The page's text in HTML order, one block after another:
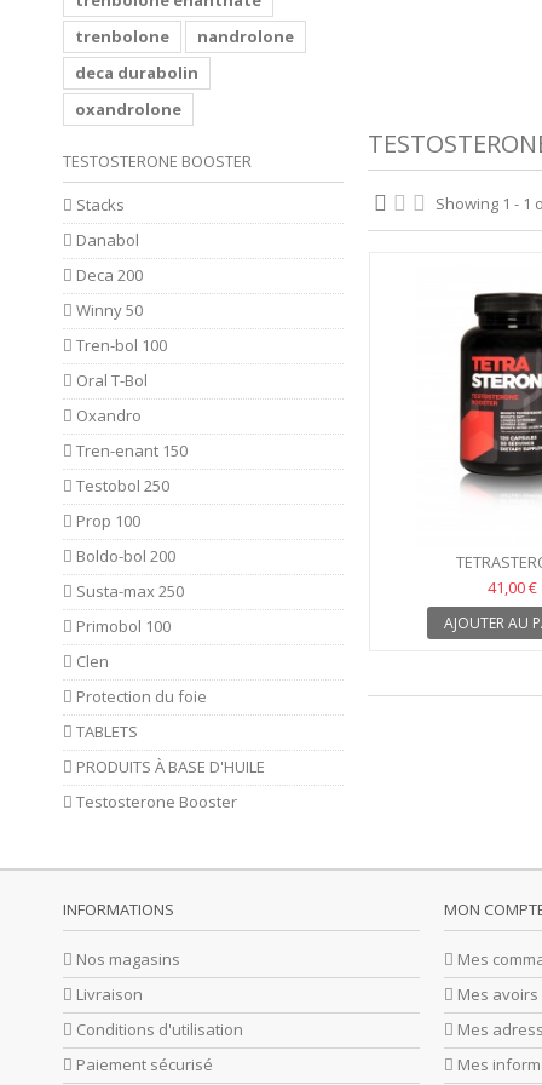
Showing 1 - 1
41,00 €
AJOUTER AU
trenbolone
nandrolone
deca durabolin
oxandrolone
TESTOSTERONE BOOSTER
Stacks
Danabol
Deca 200
Winny 50
Tren-bol 100
Oral T-Bol
Oxandro
Tren-enant 150
Testobol 250
Prop 100
Boldo-bol 200
Susta-max 250
Primobol 100
Clen
Protection du foie
TABLETS
PRODUITS À BASE D'HUILE
Testosterone Booster
INFORMATIONS
Nos magasins
Livraison
Conditions d'utilisation
Paiement sécurisé
MON
Mes
Mes avoirs
Mes
Mes